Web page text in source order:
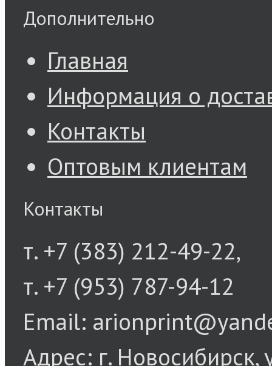
Дополнительно
Главная
Информация о
Контакты
Оптовым клиентам
Контакты
т. +7 (383) 212-49-22,
т. +7 (953) 787-94-12
Email:
Адрес: г. Новосибирск,